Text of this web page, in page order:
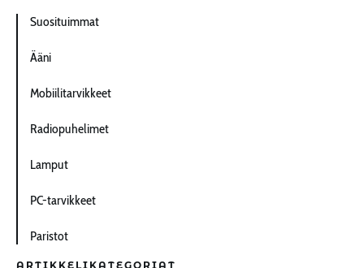
Suosituimmat
Ääni
Mobiilitarvikkeet
Radiopuhelimet
Lamput
PC-tarvikkeet
Paristot
ARTIKKELIKATEGORIAT